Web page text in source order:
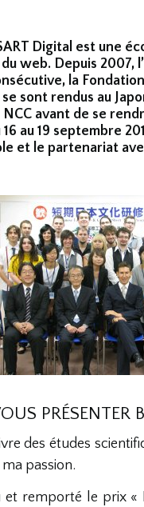
Digital est une
du web. Depuis
la
se sont rendus au
NCC avant de se
16 au 19 septembre
et le partenariat
PRÉSENTER
des études
ma passion.
et remporté le prix